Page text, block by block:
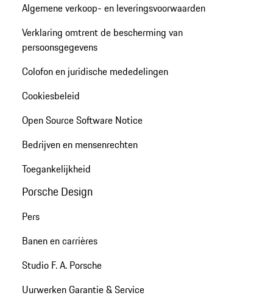
Algemene verkoop- en leveringsvoorwaarden
Verklaring omtrent de bescherming van
persoonsgegevens
Colofon en juridische mededelingen
Cookiesbeleid
Open Source Software Notice
Bedrijven en mensenrechten
Toegankelijkheid
Porsche Design
Pers
Banen en carrières
Studio F. A. Porsche
Uurwerken Garantie & Service